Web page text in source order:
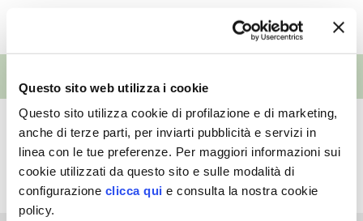
Questo sito web utilizza i cookie
Questo sito utilizza cookie di profilazione e di marketing,
anche di terze parti, per inviarti pubblicità e servizi in
linea con le tue preferenze. Per maggiori informazioni sui
cookie utilizzati da questo sito e sulle modalità di
configurazione clicca qui e consulta la nostra cookie
policy.
I PARTNER DI VITA IN CAMPAGNA
RASIKAL
BIOGENTS
TUTTI I VIDEO
EVENTI
Orto
15ª Fiera Mondiale
Campionaria del
Peperoncino